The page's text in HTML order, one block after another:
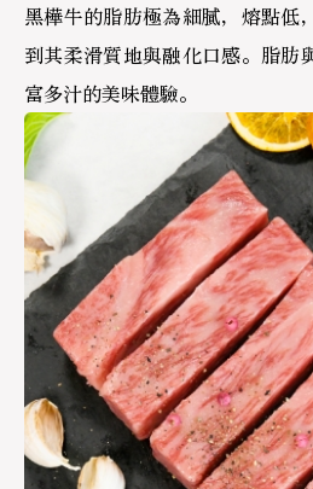
黑樺牛的脂肪極為細膩，熔點低
到其柔滑質地與融化口感。脂肪
富多汁的美味體驗。